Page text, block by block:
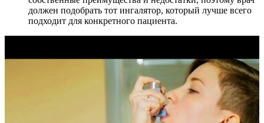
должен подобрать тот ингалятор, который лучше всего
подходит для конкретного пациента.